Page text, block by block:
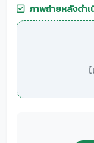
ภาพถ่ายหลังดำเ